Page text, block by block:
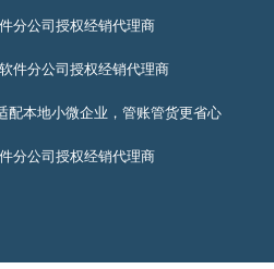
分公司授权经销代理商
件分公司授权经销代理商
配本地小微企业，管账管货更省心
分公司授权经销代理商